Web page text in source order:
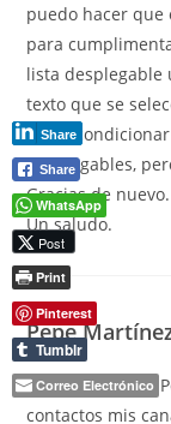
puedo hacer
para
lista desplegable
texto que se
decir,
desplegables,
Gracias de nuevo.
Un saludo.
Pepe
Muchas gracias,
contactos mis
Share
Share
WhatsApp
Post
Print
Pinterest
Tumblr
Correo Electrónico